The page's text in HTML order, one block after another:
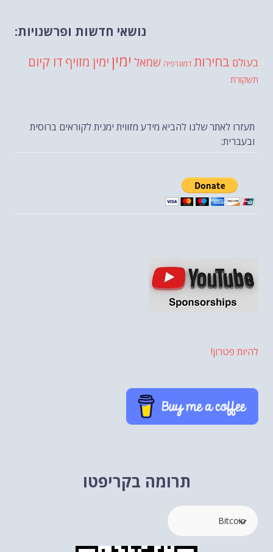
נושאי חדשות ופרשנויות:
בעולם בחירות דמוגרפיה שמאל ימין ימין מזויף דו קיום
תשקורת
תעזרו לאתר שלנו להביא מידע מזווית ימנית לקוראים ברוסית
ובעברית:
להיות פטרון!
תרומה בקריפטו